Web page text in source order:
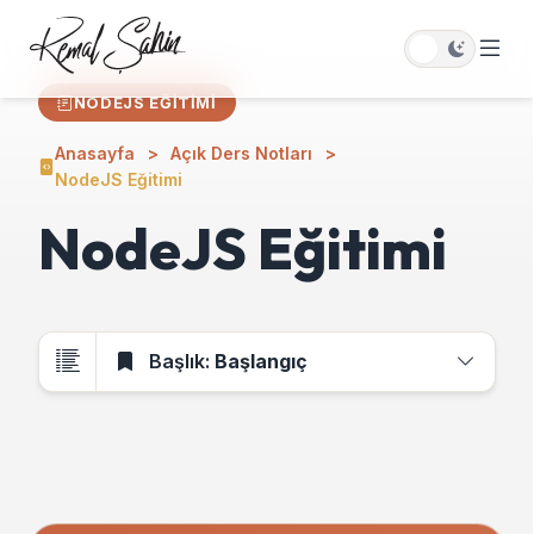
NODEJS EĞITIMI
Anasayfa
Açık Ders Notları
NodeJS Eğitimi
NodeJS Eğitimi
Başlık: Başlangıç